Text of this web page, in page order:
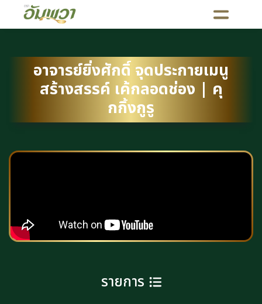
อาจารย์ยิ่งศักดิ์ จุดประกายเมนู
สร้างสรรค์ เค้กลอดช่อง | คุ
กกิ้งกูรู
รายการ